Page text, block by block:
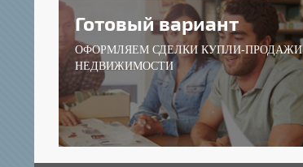
Готовый вариант
ОФОРМЛЯЕМ СДЕЛКИ КУПЛИ-ПРОДАЖИ
НЕДВИЖИМОСТИ